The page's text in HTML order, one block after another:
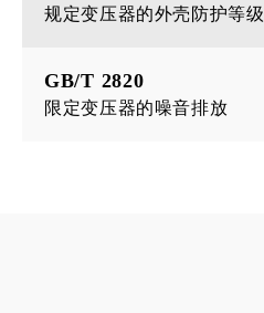
规定变压器的外壳防护等级
GB/T 2820
限定变压器的噪音排放